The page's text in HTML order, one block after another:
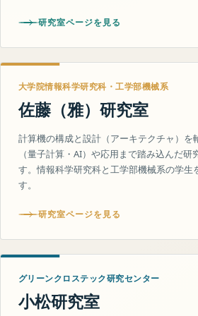
研究室ページを見る
大学院情報科学研究科・工学部機械系
佐藤（雅）研究室
計算機の構成と設計（アーキテクチャ）を
（量子計算・AI）や応用まで踏み込んだ研
す。情報科学研究科と工学部機械系の学生
す。
研究室ページを見る
グリーンクロステック研究センター
小松研究室